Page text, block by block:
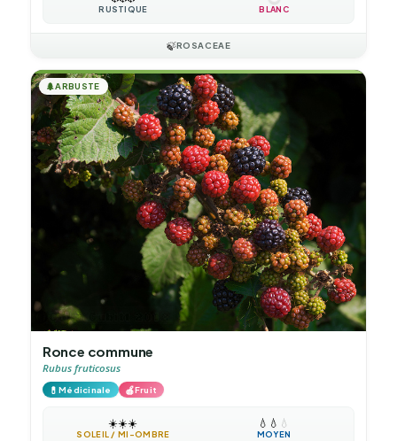
RUSTIQUE BLANC
🍃ROSACEAE
🌲ARBUSTE
Ronce commune
Rubus fruticosus
💊Médicinale 🍎Fruit
☀️☀️☀️
SOLEIL / MI-OMBRE
💧 💧 💧
MOYEN